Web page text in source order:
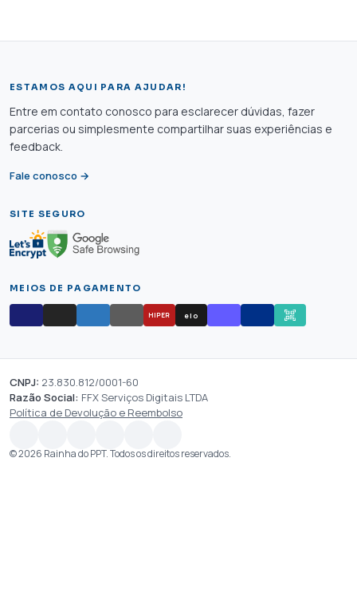
ESTAMOS AQUI PARA AJUDAR!
Entre em contato conosco para esclarecer dúvidas, fazer
parcerias ou simplesmente compartilhar suas experiências e
feedback.
Fale conosco →
SITE SEGURO
MEIOS DE PAGAMENTO
HIPER elo
CNPJ: 23.830.812/0001-60
Razão Social: FFX Serviços Digitais LTDA
Política de Devolução e Reembolso
© 2026 Rainha do PPT. Todos os direitos reservados.